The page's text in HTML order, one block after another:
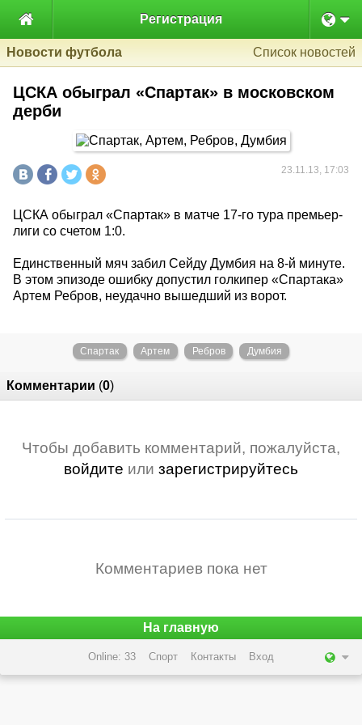
 Регистрация
Новости футбола Список новостей
ЦСКА обыграл «Спартак» в московском
дерби
23.11.13, 17:03
ЦСКА обыграл «Спартак» в матче 17-го тура премьер-
лиги со счетом 1:0.
Единственный мяч забил Сейду Думбия на 8-й минуте.
В этом эпизоде ошибку допустил голкипер «Спартака»
Артем Ребров, неудачно вышедший из ворот.
Спартак Артем Ребров Думбия
Комментарии (0)
Чтобы добавить комментарий, пожалуйста,
войдите или зарегистрируйтесь
Комментариев пока нет
На главную
Online: 33 Спорт Контакты Вход